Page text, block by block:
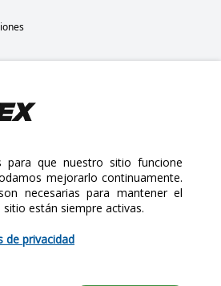
All rights reserved. Today is Lunes,
para que nuestro sitio funcione
mejorarlo continuamente.
necesarias para mantener el
están siempre activas.
de privacidad